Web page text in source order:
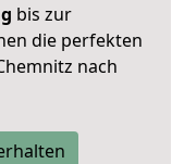
bis zur
die perfekten
nach